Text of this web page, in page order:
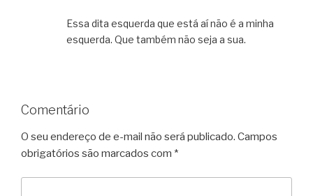
Essa dita esquerda que está aí não é a minha
esquerda. Que também não seja a sua.
Comentário
O seu endereço de e-mail não será publicado. Campos
obrigatórios são marcados com *